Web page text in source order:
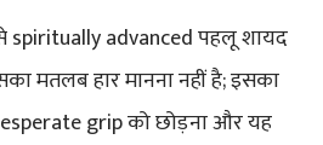
advanced पहलू शायद
मतलब हार मानना नहीं है; इसका
grip को छोड़ना और यह